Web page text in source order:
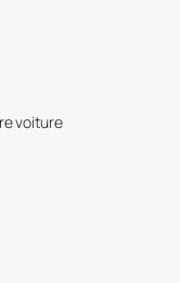
voiture